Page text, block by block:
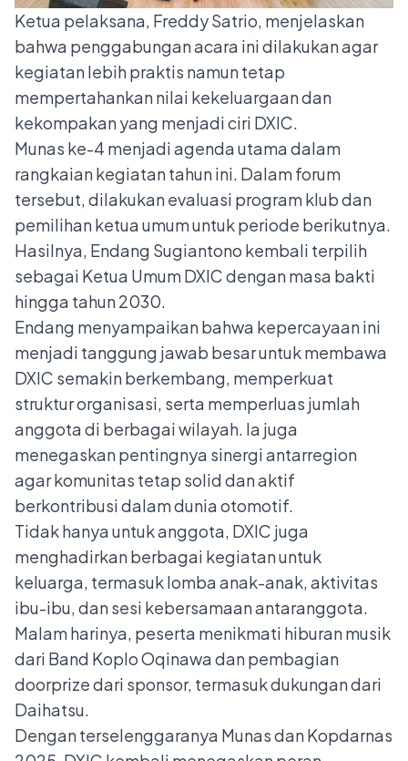
Ketua pelaksana, Freddy Satrio, menjelaskan
bahwa penggabungan acara ini dilakukan agar
kegiatan lebih praktis namun tetap
mempertahankan nilai kekeluargaan dan
kekompakan yang menjadi ciri DXIC.
Munas ke-4 menjadi agenda utama dalam
rangkaian kegiatan tahun ini. Dalam forum
tersebut, dilakukan evaluasi program klub dan
pemilihan ketua umum untuk periode berikutnya.
Hasilnya, Endang Sugiantono kembali terpilih
sebagai Ketua Umum DXIC dengan masa bakti
hingga tahun 2030.
Endang menyampaikan bahwa kepercayaan ini
menjadi tanggung jawab besar untuk membawa
DXIC semakin berkembang, memperkuat
struktur organisasi, serta memperluas jumlah
anggota di berbagai wilayah. Ia juga
menegaskan pentingnya sinergi antarregion
agar komunitas tetap solid dan aktif
berkontribusi dalam dunia otomotif.
Tidak hanya untuk anggota, DXIC juga
menghadirkan berbagai kegiatan untuk
keluarga, termasuk lomba anak-anak, aktivitas
ibu-ibu, dan sesi kebersamaan antaranggota.
Malam harinya, peserta menikmati hiburan musik
dari Band Koplo Oqinawa dan pembagian
doorprize dari sponsor, termasuk dukungan dari
Daihatsu.
Dengan terselenggaranya Munas dan Kopdarnas